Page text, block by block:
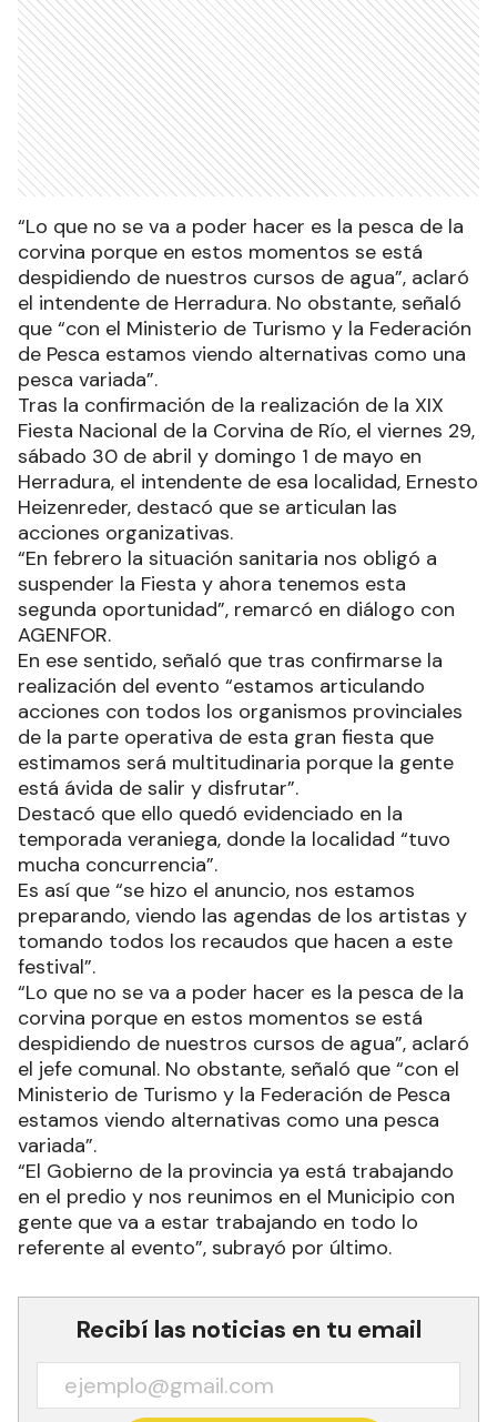
“Lo que no se va a poder hacer es la pesca de la
corvina porque en estos momentos se está
despidiendo de nuestros cursos de agua”, aclaró
el intendente de Herradura. No obstante, señaló
que “con el Ministerio de Turismo y la Federación
de Pesca estamos viendo alternativas como una
pesca variada”.
Tras la confirmación de la realización de la XIX
Fiesta Nacional de la Corvina de Río, el viernes 29,
sábado 30 de abril y domingo 1 de mayo en
Herradura, el intendente de esa localidad, Ernesto
Heizenreder, destacó que se articulan las
acciones organizativas.
“En febrero la situación sanitaria nos obligó a
suspender la Fiesta y ahora tenemos esta
segunda oportunidad”, remarcó en diálogo con
AGENFOR.
En ese sentido, señaló que tras confirmarse la
realización del evento “estamos articulando
acciones con todos los organismos provinciales
de la parte operativa de esta gran fiesta que
estimamos será multitudinaria porque la gente
está ávida de salir y disfrutar”.
Destacó que ello quedó evidenciado en la
temporada veraniega, donde la localidad “tuvo
mucha concurrencia”.
Es así que “se hizo el anuncio, nos estamos
preparando, viendo las agendas de los artistas y
tomando todos los recaudos que hacen a este
festival”.
“Lo que no se va a poder hacer es la pesca de la
corvina porque en estos momentos se está
despidiendo de nuestros cursos de agua”, aclaró
el jefe comunal. No obstante, señaló que “con el
Ministerio de Turismo y la Federación de Pesca
estamos viendo alternativas como una pesca
variada”.
“El Gobierno de la provincia ya está trabajando
en el predio y nos reunimos en el Municipio con
gente que va a estar trabajando en todo lo
referente al evento”, subrayó por último.
Recibí las noticias en tu email